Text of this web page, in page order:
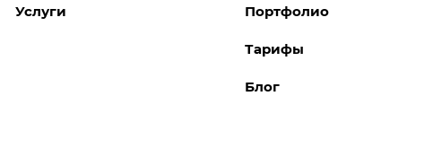
Услуги Портфолио
Тарифы
Блог